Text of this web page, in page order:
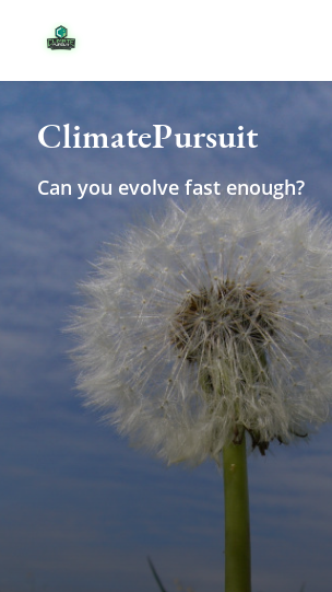
Overslaan
de
gaan
ClimatePursuit
Can you evolve fast enough?